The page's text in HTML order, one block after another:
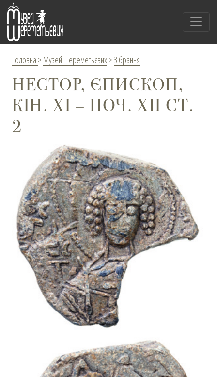
Головна > Музей Шереметьєвих>Зібрання
НЕСТОР, ЄПИСКОП,
КІН. ХІ – ПОЧ. ХІІ СТ.
2